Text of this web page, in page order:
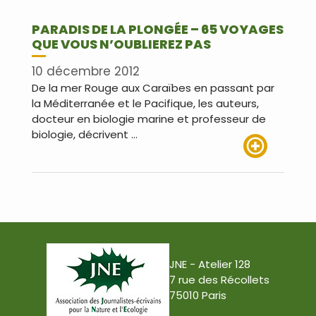
PARADIS DE LA PLONGÉE – 65 VOYAGES
QUE VOUS N’OUBLIEREZ PAS
10 décembre 2012
De la mer Rouge aux Caraïbes en passant par
la Méditerranée et le Pacifique, les auteurs,
docteur en biologie marine et professeur de
biologie, décrivent …
JNE - Atelier 128
7 rue des Récollets
75010 Paris